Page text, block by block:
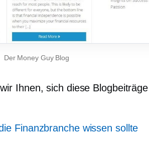
Der Money Guy Blog
Ihnen, sich diese Blogbeiträge
Finanzbranche wissen sollte